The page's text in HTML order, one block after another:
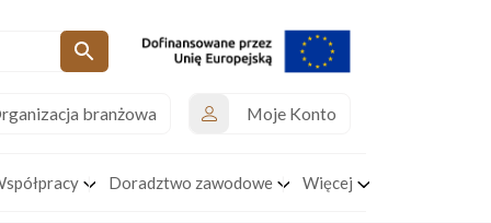
branżowa Moje Konto
Doradztwo zawodowe Więcej